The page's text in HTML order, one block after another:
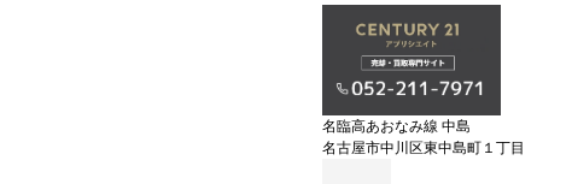
名臨高あおなみ線 中島
名古屋市中川区東中島町１丁目